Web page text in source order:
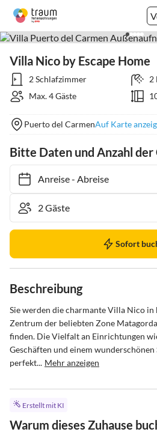
Villa Nico by Escape Home
2 Schlafzimmer
2
Max. 4 Gäste
Puerto del CarmenAuf Karte
Bitte Daten und Anzahl der
Anreise- Abreise
Sofort
Beschreibung
Sie werden die charmante Villa Nico in
Zentrum der beliebten Zone
finden. Die Vielfalt an Einrichtungen
Geschäften und einem wunderschönen
perfekt... Mehr anzeigen
Erstellt mit KI
Warum dieses Zuhause